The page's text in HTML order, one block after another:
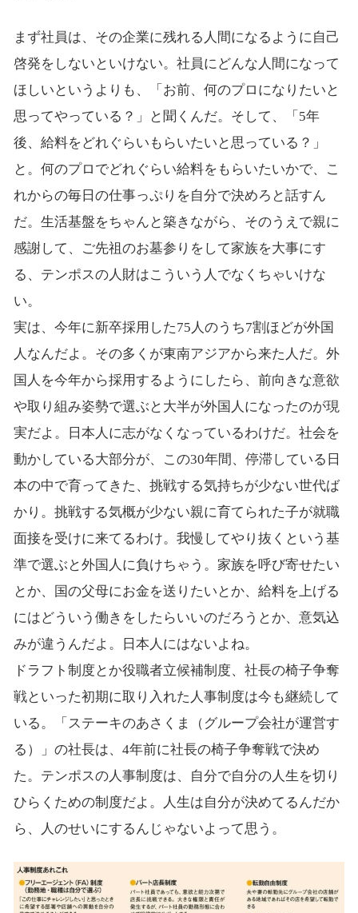
まず社員は、その企業に残れる人間になるように自己
啓発をしないといけない。社員にどんな人間になって
ほしいというよりも、「お前、何のプロになりたいと
思ってやっている？」と聞くんだ。そして、「5年
後、給料をどれぐらいもらいたいと思っている？」
と。何のプロでどれぐらい給料をもらいたいかで、こ
れからの毎日の仕事っぷりを自分で決めろと話すん
だ。生活基盤をちゃんと築きながら、そのうえで親に
感謝して、ご先祖のお墓参りをして家族を大事にす
る、テンポスの人財はこういう人でなくちゃいけな
い。
実は、今年に新卒採用した75人のうち7割ほどが外国
人なんだよ。その多くが東南アジアから来た人だ。外
国人を今年から採用するようにしたら、前向きな意欲
や取り組み姿勢で選ぶと大半が外国人になったのが現
実だよ。日本人に志がなくなっているわけだ。社会を
動かしている大部分が、この30年間、停滞している日
本の中で育ってきた、挑戦する気持ちが少ない世代ば
かり。挑戦する気概が少ない親に育てられた子が就職
面接を受けに来てるわけ。我慢してやり抜くという基
準で選ぶと外国人に負けちゃう。家族を呼び寄せたい
とか、国の父母にお金を送りたいとか、給料を上げる
にはどういう働きをしたらいいのだろうとか、意気込
みが違うんだよ。日本人にはないよね。
ドラフト制度とか役職者立候補制度、社長の椅子争奪
戦といった初期に取り入れた人事制度は今も継続して
いる。「ステーキのあさくま（グループ会社が運営す
る）」の社長は、4年前に社長の椅子争奪戦で決め
た。テンポスの人事制度は、自分で自分の人生を切り
ひらくための制度だよ。人生は自分が決めてるんだか
ら、人のせいにするんじゃないよって思う。